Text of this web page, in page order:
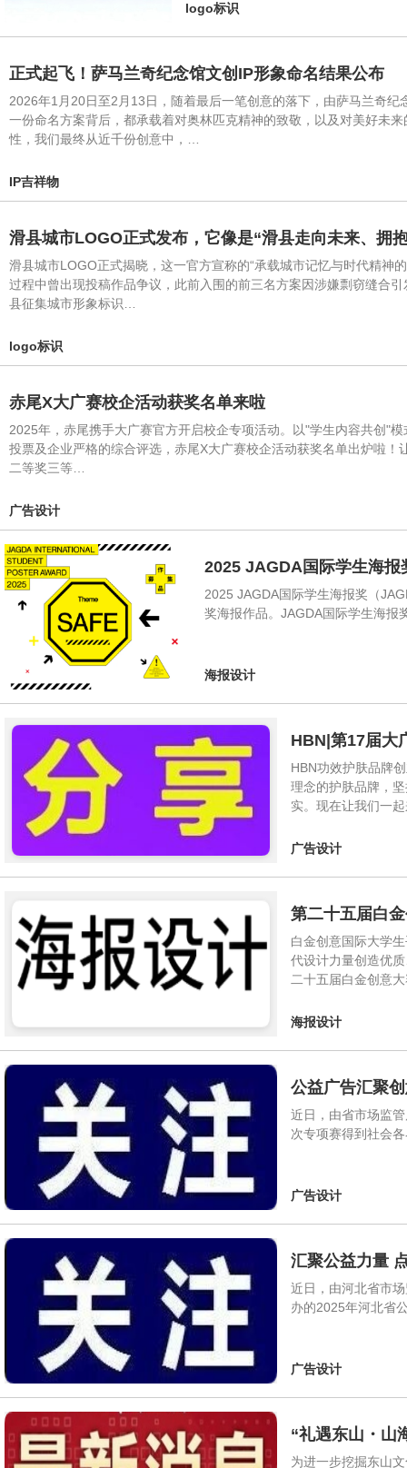
logo标识
正式起飞！萨马兰奇纪念馆文创IP形象命名结果公布
2026年1月20日至2月13日，随着最后一笔创意的落下，由萨马兰奇
一份命名方案背后，都承载着对奥林匹克精神的致敬，以及对美好未
性，我们最终从近千份创意中，…
IP吉祥物
滑县城市LOGO正式发布，它像是“滑县走向未来、拥
滑县城市LOGO正式揭晓，这一官方宣称的“承载城市记忆与时代精神
过程中曾出现投稿作品争议，此前入围的前三名方案因涉嫌剽窃缝合
县征集城市形象标识…
logo标识
赤尾X大广赛校企活动获奖名单来啦
2025年，赤尾携手大广赛官方开启校企专项活动。以"学生内容共创"
投票及企业严格的综合评选，赤尾X大广赛校企活动获奖名单出炉啦
二等奖三等…
广告设计
2025 JAGDA国际学生海报
2025 JAGDA国际学生海报奖（
奖海报作品。JAGDA国际学生海报
海报设计
HBN|第17届大
HBN功效护肤品牌
理念的护肤品牌，
实。现在让我们一
广告设计
第二十五届白
白金创意国际大学
代设计力量创造优
二十五届白金创意
海报设计
公益广告汇聚
近日，由省市场监
次专项赛得到社会
广告设计
汇聚公益力量
近日，由河北省市
办的2025年河北省
广告设计
“礼遇东山・山
为进一步挖掘东山